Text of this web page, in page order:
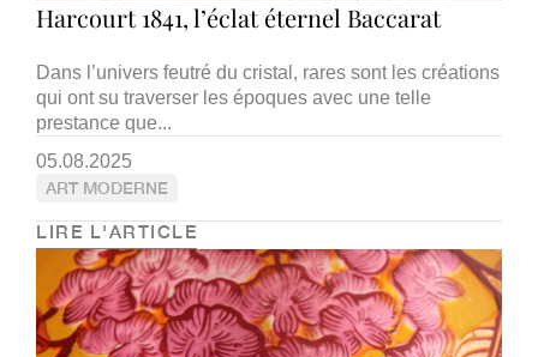
Harcourt 1841, l’éclat éternel Baccarat
Dans l’univers feutré du cristal, rares sont les créations
qui ont su traverser les époques avec une telle
prestance que...
05.08.2025
ART MODERNE
LIRE L'ARTICLE